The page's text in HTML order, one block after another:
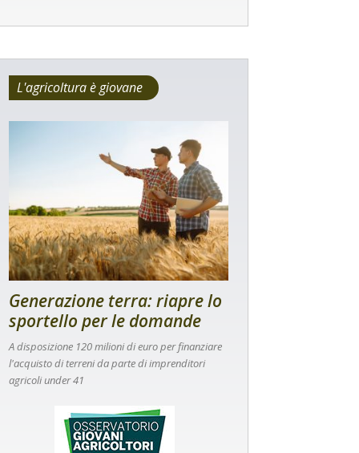
L'agricoltura è giovane
Generazione terra: riapre lo
sportello per le domande
A disposizione 120 milioni di euro per finanziare
l'acquisto di terreni da parte di imprenditori
agricoli under 41